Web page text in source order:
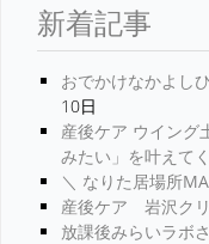
新着記事
おでかけなかよし
10日
産後ケア ウイング
みたい」を叶えて
＼ なりた居場所
産後ケア 岩沢ク
放課後みらいラボ